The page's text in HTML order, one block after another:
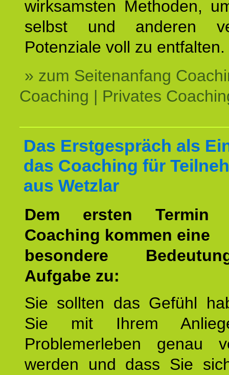
wirksamsten Methoden,
selbst und anderen
Potenziale voll zu entfalten.
» zum Seitenanfang
Coaching | Privates
Das Erstgespräch als
das Coaching für
aus Wetzlar
Dem ersten
Coaching kommen eine
besondere
Aufgabe zu:
Sie sollten das Gefühl
Sie mit Ihrem
Problemerleben genau
werden und dass Sie